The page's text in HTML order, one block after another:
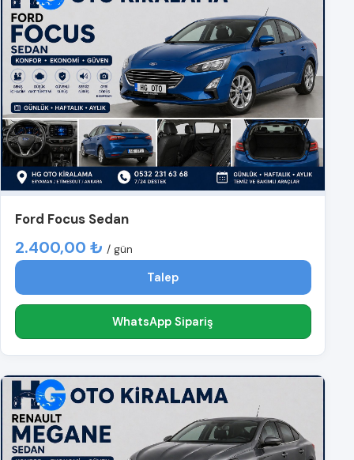
Ford Focus Sedan
2.400,00 ₺ / gün
Talep
WhatsApp Sipariş